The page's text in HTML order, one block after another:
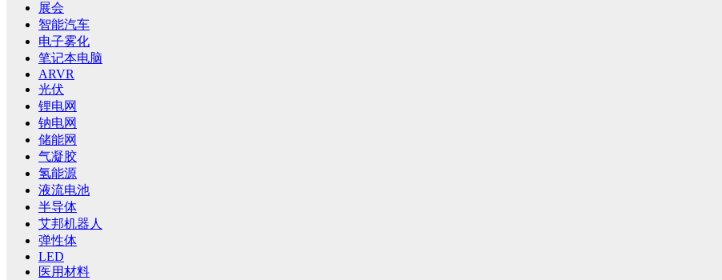
展会
智能汽车
电子雾化
笔记本电脑
ARVR
光伏
锂电网
钠电网
储能网
气凝胶
氢能源
液流电池
半导体
艾邦机器人
弹性体
LED
医用材料